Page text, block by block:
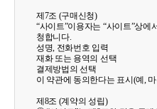
제7조 (구매신청)
“사이트”이용자는 “사이트”상에
청합니다.
성명, 전화번호 입력
재화 또는 용역의 선택
결제방법의 선택
이 약관에 동의한다는 표시(예,
제8조 (계약의 성립)